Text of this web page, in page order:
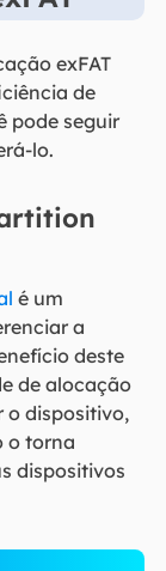
exFAT
de
pode seguir
lo.
é um
a
deste
de alocação
o dispositivo,
o torna
dispositivos